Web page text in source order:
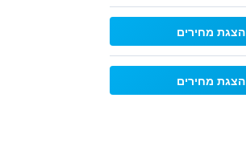
הצגת מחירים
הצגת מחירים